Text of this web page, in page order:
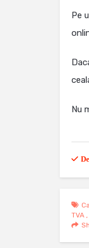
Pe
Nu
TVA ,